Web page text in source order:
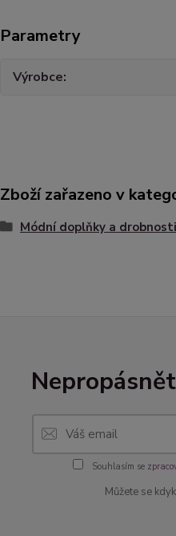
Parametry
Výrobce
Zboží zařazeno v
Módní doplňky a drobnosti
Souhlasím se
Můžete se